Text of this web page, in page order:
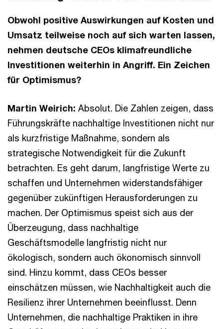
Obwohl positive Auswirkungen auf Kosten und
Umsatz teilweise noch auf sich warten lassen,
nehmen deutsche CEOs klimafreundliche
Investitionen weiterhin in Angriff. Ein Zeichen
für Optimismus?
Martin Weirich: Absolut. Die Zahlen zeigen, dass
Führungskräfte nachhaltige Investitionen nicht nur
als kurzfristige Maßnahme, sondern als
strategische Notwendigkeit für die Zukunft
betrachten. Es geht darum, langfristige Werte zu
schaffen und Unternehmen widerstandsfähiger
gegenüber zukünftigen Herausforderungen zu
machen. Der Optimismus speist sich aus der
Überzeugung, dass nachhaltige
Geschäftsmodelle langfristig nicht nur
ökologisch, sondern auch ökonomisch sinnvoll
sind. Hinzu kommt, dass CEOs besser
einschätzen müssen, wie Nachhaltigkeit auch die
Resilienz ihrer Unternehmen beeinflusst. Denn
Unternehmen, die nachhaltige Praktiken in ihre